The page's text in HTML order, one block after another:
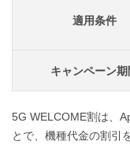
適用条件
キャンペーン期
5G WELCOME割は、
とで、機種代金の割引